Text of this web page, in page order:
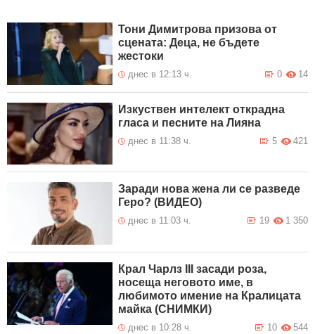
Тони Димитрова призова от
сцената: Деца, не бъдете
жестоки
днес в 12:13 ч. 14
0
Изкуствен интелект открадна
гласа и песните на Лияна
днес в 11:38 ч. 421
5
Заради нова жена ли се разведе
Геро? (ВИДЕО)
днес в 11:03 ч. 1 350
19
Крал Чарлз III засади роза,
носеща неговото име, в
любимото имение на Кралицата
майка (СНИМКИ)
днес в 10:28 ч. 544
10